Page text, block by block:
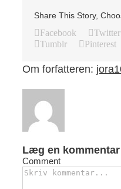
Share This Story,
Facebook Twitter
Tumblr
Pinterest
Om forfatteren:
Læg en kommentar
Comment